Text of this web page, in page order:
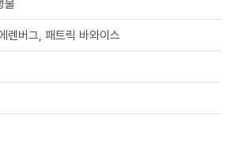
물
렌버그, 패트릭 바와이스